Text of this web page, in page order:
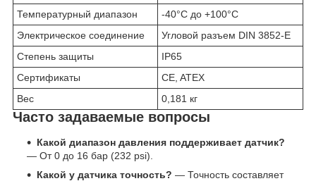
Температурный диапазон
-40°C до +100°C
Электрическое соединение
Угловой разъем DIN 3852-E
Степень защиты
IP65
Сертификаты
CE, ATEX
Вес
0,181 кг
Часто задаваемые вопросы
Какой диапазон давления поддерживает датчик?
— От 0 до 16 бар (232 psi).
Какой у датчика точность? — Точность составляет